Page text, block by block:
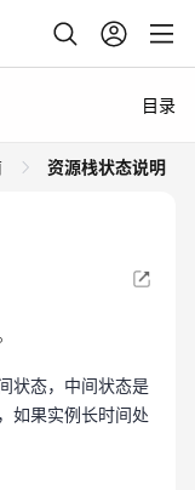
目录
资源栈状态说明
状态，中间状态是
如果实例长时间处